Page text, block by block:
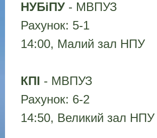
НУБіПУ - МВПУЗ
Рахунок: 5-1
14:00, Малий зал НПУ
КПІ - МВПУЗ
Рахунок: 6-2
14:50, Великий зал НПУ